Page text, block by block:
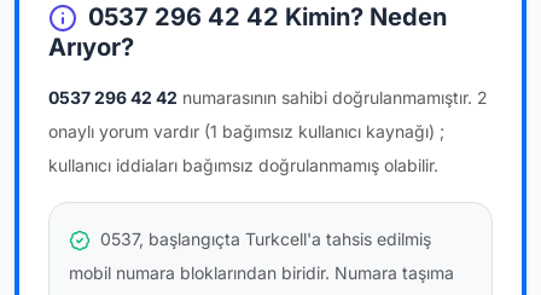
0537 296 42 42 Kimin? Neden
Arıyor?
0537 296 42 42 numarasının sahibi doğrulanmamıştır. 2
onaylı yorum vardır (1 bağımsız kullanıcı kaynağı) ;
kullanıcı iddiaları bağımsız doğrulanmamış olabilir.
0537, başlangıçta Turkcell'a tahsis edilmiş
mobil numara bloklarından biridir. Numara taşıma